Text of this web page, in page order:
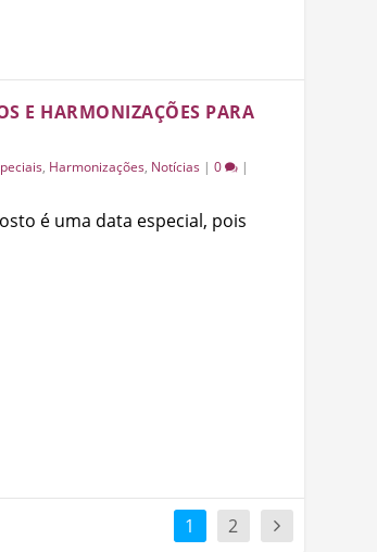
E HARMONIZAÇÕES PARA
, Harmonizações, Notícias | 0 |
é uma data especial, pois
1 2